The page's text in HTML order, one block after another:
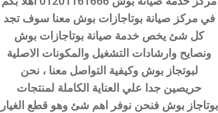
في مركز صيانة بوتاجازات بوش معنا سوف تجد
كل شئ يخص خدمة صيانة بوتاجازات بوش
ونصايح وارشادات التشغيل والمكونات الاصلية
لبوتجاز بوش وكيفية التواصل معنا ، نحن
حريصين جدا علي العناية الكاملة لمنتجات
بوتاجاز بوش فنحن نوفر اهم شئ وهو قطع الغيار